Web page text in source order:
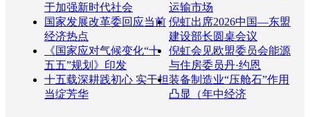
于加强新时代社会
运输市场
国家发展改革委回应当前
经济热点
倪虹出席2026中国—东盟
建设部长圆桌会议
《国家应对气候变化“十
五五”规划》印发
倪虹会见欧盟委员会能源
与住房委员丹·约恩
十五载深耕践初心 实干担
当绽芳华
装备制造业“压舱石”作用
凸显（年中经济